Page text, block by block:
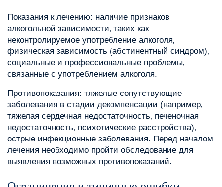
Показания к лечению: наличие признаков
алкогольной зависимости‚ таких как
неконтролируемое употребление алкоголя‚
физическая зависимость (абстинентный синдром)‚
социальные и профессиональные проблемы‚
связанные с употреблением алкоголя.
Противопоказания: тяжелые сопутствующие
заболевания в стадии декомпенсации (например‚
тяжелая сердечная недостаточность‚ печеночная
недостаточность‚ психотические расстройства)‚
острые инфекционные заболевания. Перед началом
лечения необходимо пройти обследование для
выявления возможных противопоказаний.